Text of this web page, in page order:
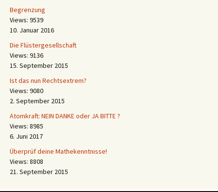
Begrenzung
Views: 9539
10. Januar 2016
Die Flüstergesellschaft
Views: 9136
15. September 2015
Ist das nun Rechtsextrem?
Views: 9080
2. September 2015
Atomkraft: NEIN DANKE oder JA BITTE ?
Views: 8985
6. Juni 2017
Überprüf deine Mathekenntnisse!
Views: 8808
21. September 2015